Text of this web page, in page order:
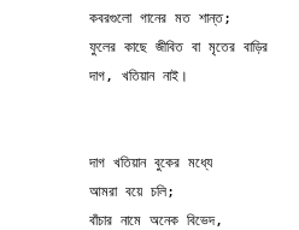
কবরগুলো গানের মত শান্ত;
ফুলের কাছে জীবিত বা মৃতের বাড়ির
দাগ, খতিয়ান নাই।
দাগ খতিয়ান বুকের মধ্যে
আমরা বয়ে চলি;
বাঁচার নামে অনেক বিভেদ,